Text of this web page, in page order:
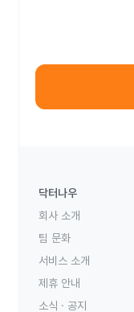
닥터나우
회사 소개
팀 문화
서비스 소개
제휴 안내
소식 · 공지